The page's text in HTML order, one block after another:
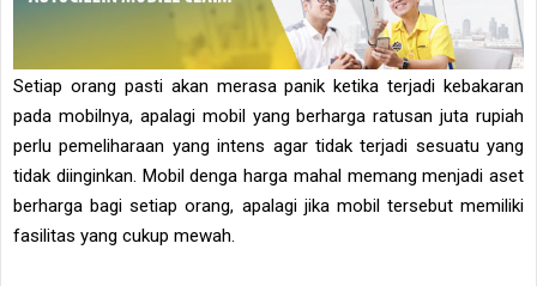
Setiap orang pasti akan merasa panik ketika terjadi kebakaran
pada mobilnya, apalagi mobil yang berharga ratusan juta rupiah
perlu pemeliharaan yang intens agar tidak terjadi sesuatu yang
tidak diinginkan. Mobil denga harga mahal memang menjadi aset
berharga bagi setiap orang, apalagi jika mobil tersebut memiliki
fasilitas yang cukup mewah.